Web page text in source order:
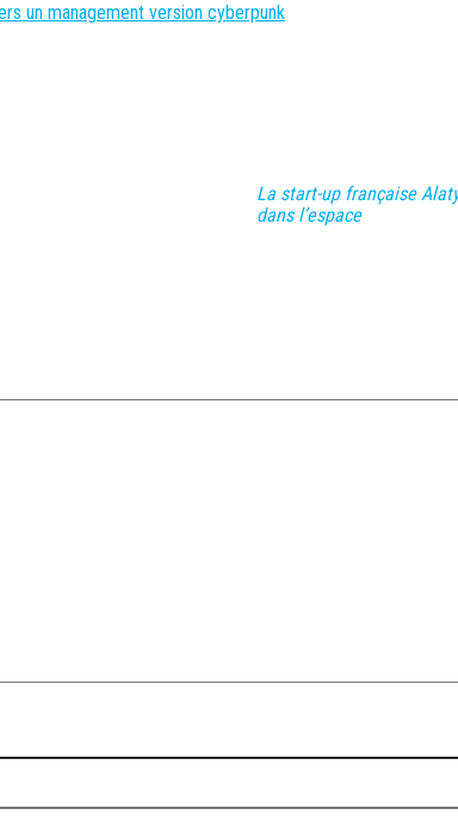
un management version cyberpunk
La start-up française
dans l’espace